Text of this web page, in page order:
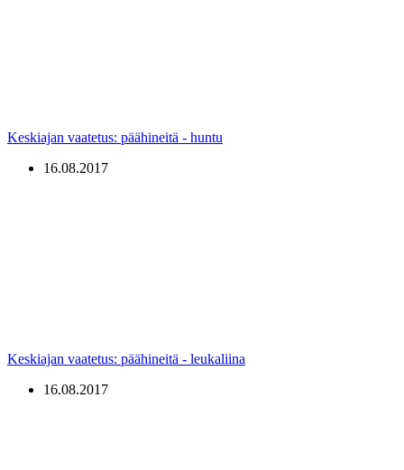
Keskiajan vaatetus: päähineitä - huntu
16.08.2017
Keskiajan vaatetus: päähineitä - leukaliina
16.08.2017